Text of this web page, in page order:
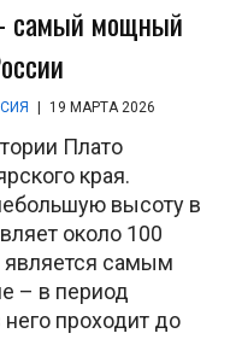
самый мощный
19 МАРТА 2026
Плато
края.
высоту в
около 100
самым
– в период
проходит до